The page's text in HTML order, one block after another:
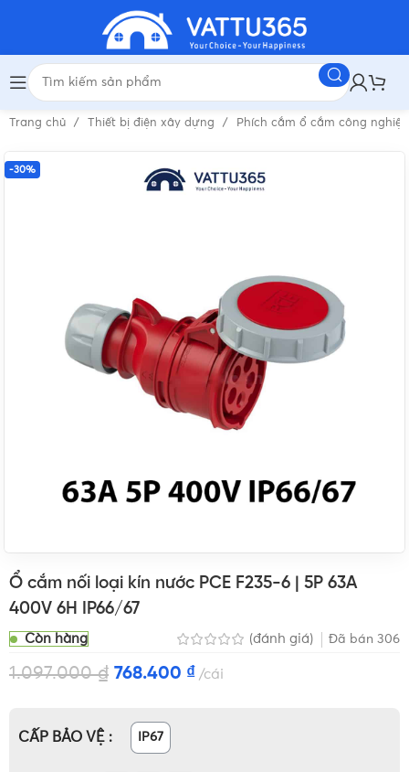
Trang chủ Thiết bị điện xây dựng Phích cắm ổ cắm công
-30%
Ổ cắm nối loại kín nước PCE F235-6 | 5P 63A
400V 6H IP66/67
Còn hàng (đánh giá) Đã bán 306
1.097.000₫ 768.400 ₫ cái
CẤP BẢO VỆ IP67